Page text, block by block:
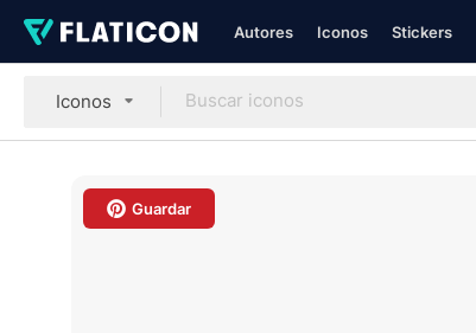
Autores Iconos Stickers
Iconos
Guardar